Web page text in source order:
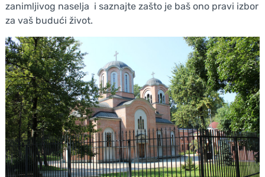
zanimljivog naselja i saznajte zašto je baš ono pravi izbor
za vaš budući život.